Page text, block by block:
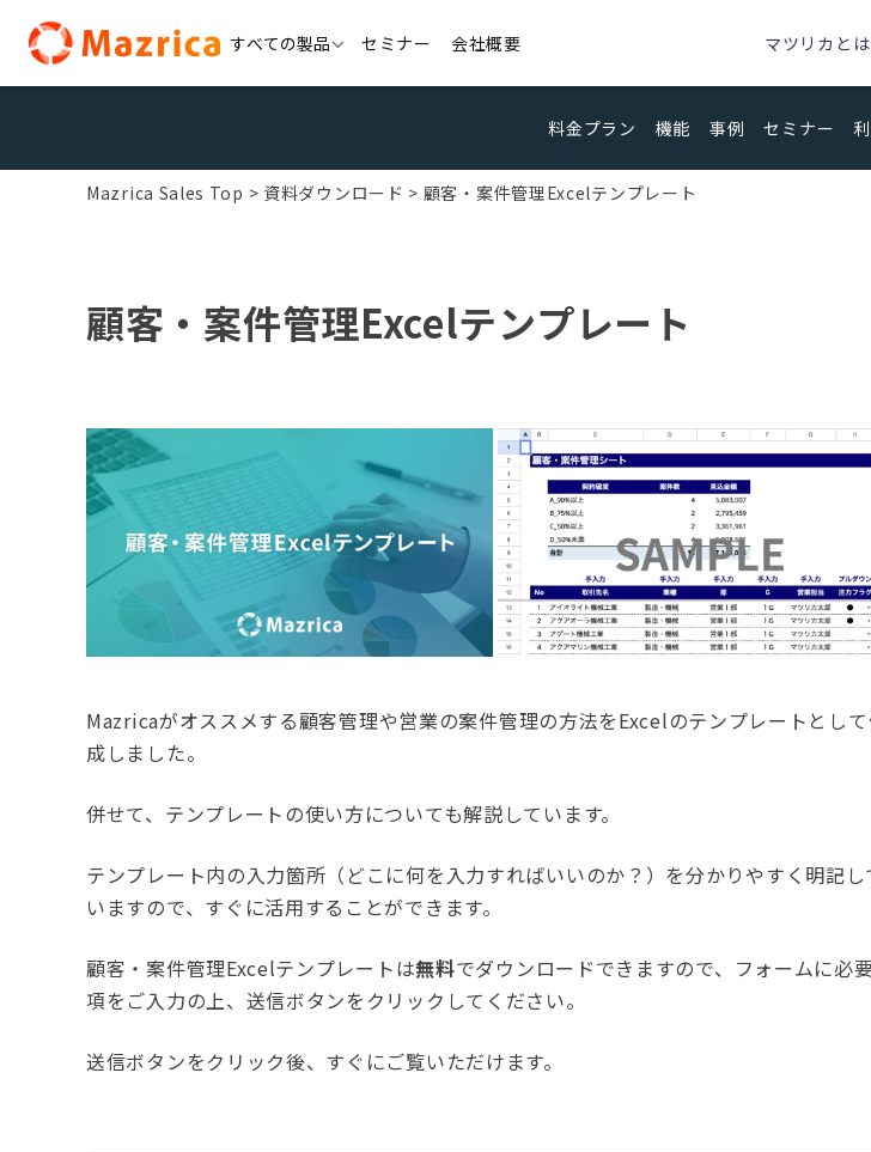
content
すべての製品 セミナー 会社概要 マツリカとは
料金プラン 機能 事例 セミナー
Mazrica Sales Top 資料ダウンロード 顧客・案件管理Excelテンプレート
顧客・案件管理Excelテンプレート
Mazricaがオススメする顧客管理や営業の案件管理の方法をExcelのテンプレートとし
成しました。
併せて、テンプレートの使い方についても解説しています。
テンプレート内の入力箇所（どこに何を入力すればいいのか？）を分かりやすく明記し
いますので、すぐに活用することができます。
顧客・案件管理Excelテンプレートは無料でダウンロードできますので、フォームに必
項をご入力の上、送信ボタンをクリックしてください。
送信ボタンをクリック後、すぐにご覧いただけます。